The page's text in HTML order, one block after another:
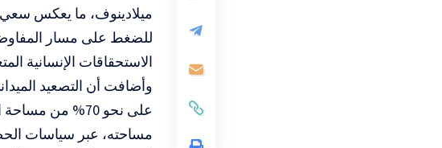
ميلادينوف، ما يعكس سعي
للضغط على مسار
الاستحقاقات الإنسانية
وأضافت أن التصعيد
مساحته، عبر سياسات